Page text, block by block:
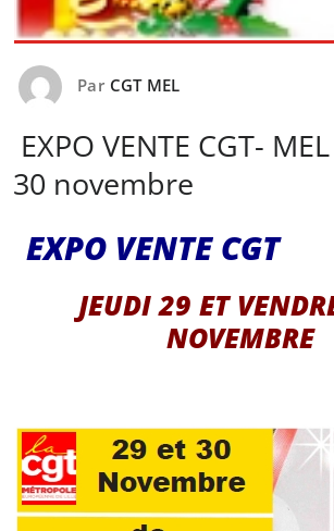
Par CGT MEL
EXPO VENTE CGT-
30 novembre
EXPO VENTE CGT
JEUDI 29 ET
NOVEMBRE